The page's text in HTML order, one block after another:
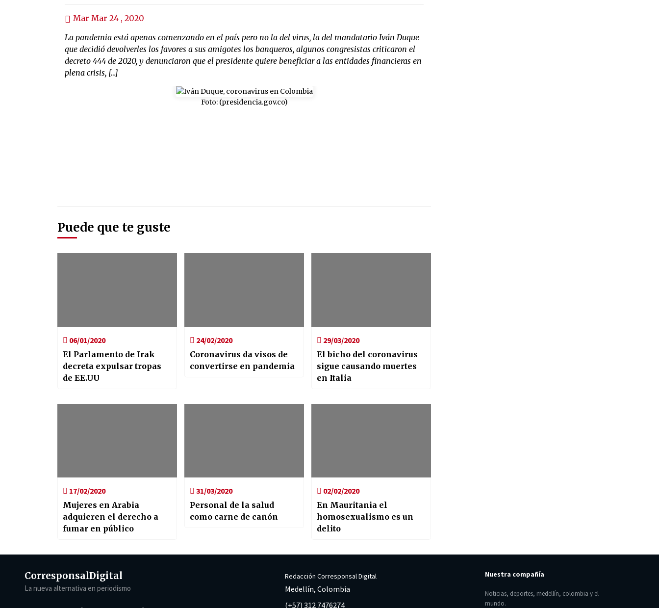
Mar Mar 24 , 2020
La pandemia está apenas comenzando en el país pero no la del virus, la del mandatario Iván Duque
que decidió devolverles los favores a sus amigotes los banqueros, algunos congresistas criticaron el
decreto 444 de 2020, y denunciaron que el presidente quiere beneficiar a las entidades financieras en
plena crisis, […]
Foto: (presidencia.gov.co)
Puede que te guste
06/01/2020
El Parlamento de Irak
decreta expulsar tropas
de EE.UU
24/02/2020
Coronavirus da visos de
convertirse en pandemia
29/03/2020
El bicho del coronavirus
sigue causando muertes
en Italia
17/02/2020
Mujeres en Arabia
adquieren el derecho a
fumar en público
31/03/2020
Personal de la salud
como carne de cañón
02/02/2020
En Mauritania el
homosexualismo es un
delito
CorresponsalDigital
La nueva alternativa en periodismo
Redacción Corresponsal Digital
Medellín, Colombia
(+57) 312 7476274
Nuestra compañía
Noticias, deportes, medellín, colombia y el
mundo.